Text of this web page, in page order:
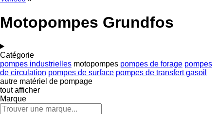
Motopompes Grundfos
Catégorie
pompes industrielles motopompes pompes de forage pompes
de circulation pompes de surface pompes de transfert gasoil
autre matériel de pompage
tout afficher
Marque